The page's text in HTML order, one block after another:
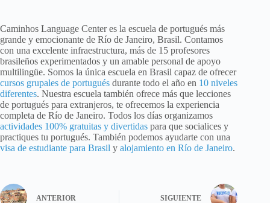
Caminhos Language Center es la escuela de portugués más
grande y emocionante de Río de Janeiro, Brasil. Contamos
con una excelente infraestructura, más de 15 profesores
brasileños experimentados y un amable personal de apoyo
multilingüe. Somos la única escuela en Brasil capaz de ofrecer
cursos grupales de portugués durante todo el año en 10 niveles
diferentes. Nuestra escuela también ofrece más que lecciones
de portugués para extranjeros, te ofrecemos la experiencia
completa de Río de Janeiro. Todos los días organizamos
actividades 100% gratuitas y divertidas para que socialices y
practiques tu portugués. También podemos ayudarte con una
visa de estudiante para Brasil y alojamiento en Río de Janeiro.
ANTERIOR SIGUIENTE